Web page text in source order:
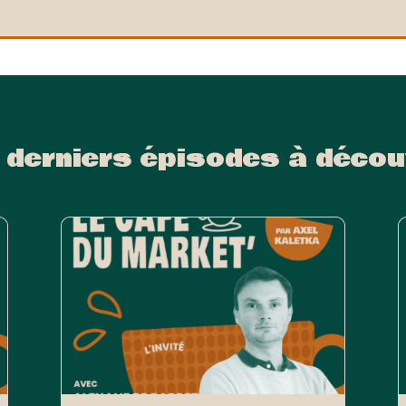
derniers épisodes à